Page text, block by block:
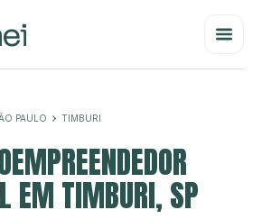
PAULO TIMBURI
EM TIMBURI, SP